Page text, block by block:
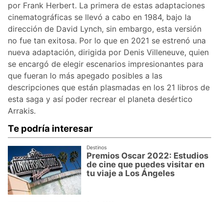
por Frank Herbert. La primera de estas adaptaciones
cinematográficas se llevó a cabo en 1984, bajo la
dirección de David Lynch, sin embargo, esta versión
no fue tan exitosa. Por lo que en 2021 se estrenó una
nueva adaptación, dirigida por Denis Villeneuve, quien
se encargó de elegir escenarios impresionantes para
que fueran lo más apegado posibles a las
descripciones que están plasmadas en los 21 libros de
esta saga y así poder recrear el planeta desértico
Arrakis.
Te podría interesar
Destinos
Premios Oscar 2022: Estudios
de cine que puedes visitar en
tu viaje a Los Ángeles